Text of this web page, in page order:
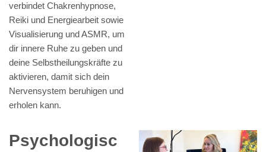
verbindet Chakrenhypnose,
Reiki und Energiearbeit sowie
Visualisierung und ASMR, um
dir innere Ruhe zu geben und
deine Selbstheilungskräfte zu
aktivieren, damit sich dein
Nervensystem beruhigen und
erholen kann.
Psychologisc